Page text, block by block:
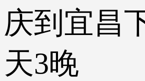
庆到宜昌
天3晚